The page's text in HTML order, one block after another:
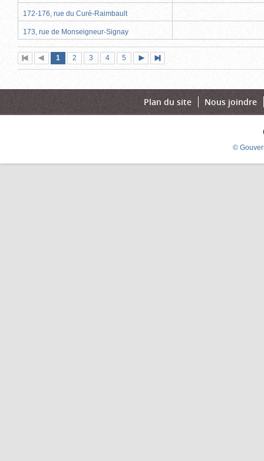
172-176, rue du Curé-Raimbault
173, rue de Monseigneur-Signay
Première
page
Page
précédente
Page
1 (page
actuelle)
Page
2 Page
3 Page
4 Page
5
suivante
page
Plan du site Nous joindre
©